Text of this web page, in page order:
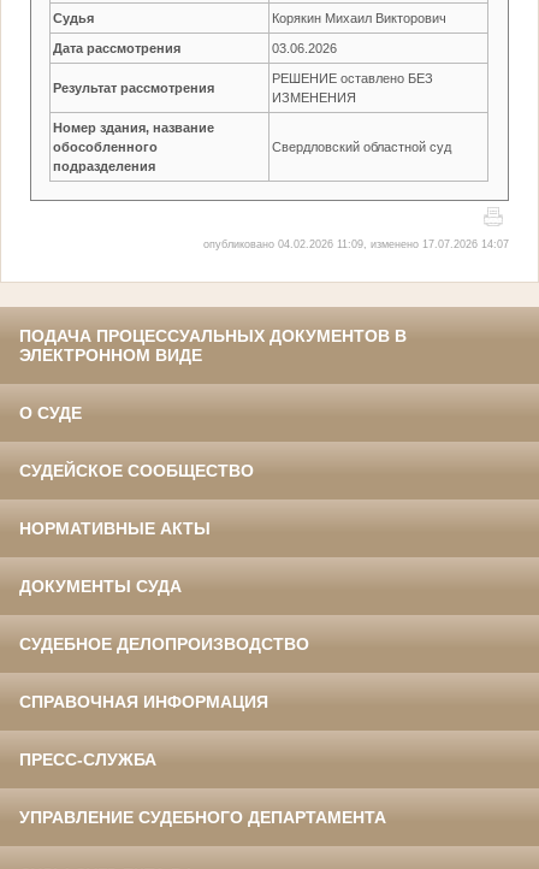
Судья Корякин Михаил Викторович
Дата рассмотрения 03.06.2026
Результат рассмотрения
РЕШЕНИЕ оставлено БЕЗ
ИЗМЕНЕНИЯ
Номер здания, название
обособленного
подразделения
Свердловский областной суд
опубликовано 04.02.2026 11:09, изменено 17.07.2026 14:07
ПОДАЧА ПРОЦЕССУАЛЬНЫХ ДОКУМЕНТОВ В
ЭЛЕКТРОННОМ ВИДЕ
О СУДЕ
СУДЕЙСКОЕ СООБЩЕСТВО
НОРМАТИВНЫЕ АКТЫ
ДОКУМЕНТЫ СУДА
СУДЕБНОЕ ДЕЛОПРОИЗВОДСТВО
СПРАВОЧНАЯ ИНФОРМАЦИЯ
ПРЕСС-СЛУЖБА
УПРАВЛЕНИЕ СУДЕБНОГО ДЕПАРТАМЕНТА